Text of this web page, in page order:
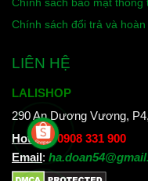
Chính sách đổi trả và hoàn
LIÊN HỆ
LALISHOP
290 An Dương Vương,
Hotline: 0908 331 900
Email: